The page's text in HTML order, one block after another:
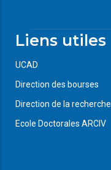
Liens utiles
UCAD
Direction des bourses
Direction de la recherche
Ecole Doctorales ARCIV